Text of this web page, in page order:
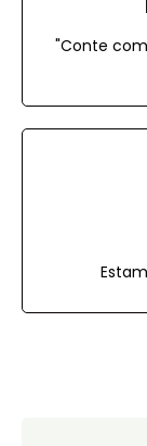
"Conte com